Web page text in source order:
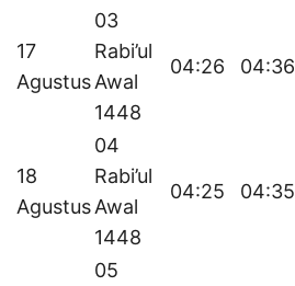
17
Agustus
03
Rabi’ul
Awal
1448
04:26 04:36
18
Agustus
04
Rabi’ul
Awal
1448
04:25 04:35
05